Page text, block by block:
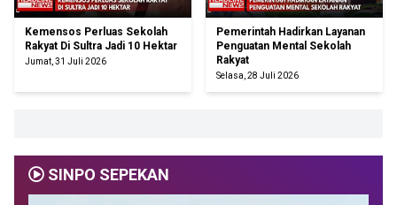
Kemensos Perluas Sekolah
Rakyat Di Sultra Jadi 10 Hektar
Jumat, 31 Juli 2026
Pemerintah Hadirkan Layanan
Penguatan Mental Sekolah
Rakyat
Selasa, 28 Juli 2026
SINPO SEPEKAN